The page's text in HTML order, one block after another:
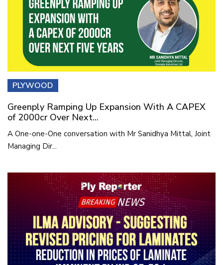
PLYWOOD
Greenply Ramping Up Expansion With A CAPEX
of 2000cr Over Next...
A One-one-One conversation with Mr Sanidhya Mittal, Joint
Managing Dir...